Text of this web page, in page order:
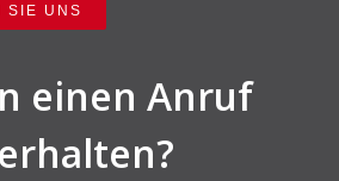
SIE UNS
einen Anruf